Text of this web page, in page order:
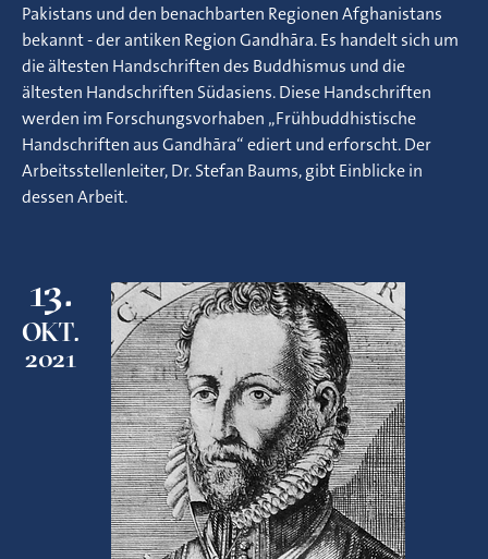
Pakistans und den benachbarten Regionen Afghanistans
bekannt - der antiken Region Gandhāra. Es handelt sich um
die ältesten Handschriften des Buddhismus und die
ältesten Handschriften Südasiens. Diese Handschriften
werden im Forschungsvorhaben „Frühbuddhistische
Handschriften aus Gandhāra“ ediert und erforscht. Der
Arbeitsstellenleiter, Dr. Stefan Baums, gibt Einblicke in
dessen Arbeit.
13.
OKT.
2021